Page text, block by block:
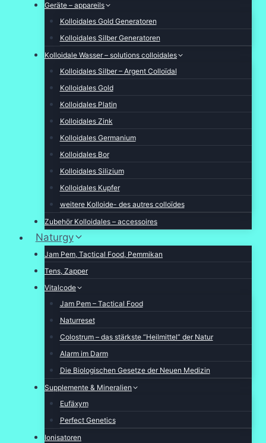
Geräte – appareils
Kolloidales Gold Generatoren
Kolloidales Silber Generatoren
Kolloidale Wasser – solutions colloidales
Kolloidales Silber – Argent Colloïdal
Kolloidales Gold
Kolloidales Platin
Kolloidales Zink
Kolloidales Germanium
Kolloidales Bor
Kolloidales Silizium
Kolloidales Kupfer
weitere Kolloide- des autres colloïdes
Zubehör Kolloidales – accessoires
Naturgy
Jam Pem, Tactical Food, Pemmikan
Tens, Zapper
Vitalcode
Jam Pem – Tactical Food
Naturreset
Colostrum – das stärkste “Heilmittel” der Natur
Alarm im Darm
Die Biologischen Gesetze der Neuen Medizin
Supplemente & Mineralien
Eufäxym
Perfect Genetics
Ionisatoren